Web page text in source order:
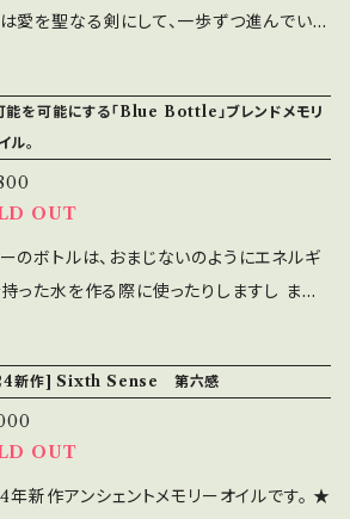
い。 悪意あるエネルギーを送ってきた人に
られました。 実際に使っていただくと
所のエネルギーが変わるのが 体感として
温・室温だけじゃない あたた
寒さがあるんです。 陽と陰のスイッチが変
が
くなった ・気配がしなくなった ・交通事故で
ときが必要な時です。 10mlスプレー/キ
ラーはおまかせになります。 ＊絶対の効
証するものではありません。 香りを楽
【不死鳥復活】 困難を乗り越えて新
平和と愛、豊かさの惑星であるために 私
愛を聖なる剣にして、一歩ずつ進んでい
今」に意識を向け、意識の現実化をサポート
す。 [ブレンドしたメモリーオイル]
Planetary【惑星地球・プラネットアー
【聖母マリア】 マリアはご存知の通り
・キリストの母ですが、たくさんの人から女
われてきました。マリアの愛に満ちたヒー
・エネルギーはこの世に光をもたらし、私
は8月8日にピークをむかえ 8月12日に閉
当たり前のあなたにな
よ。 ■Open Eye～覚醒ブレンド～
ければ、天に星、地に花。 宇宙とつながる
。 センタリングとグランディングを強くして
ドです。 [ブレンドしたメモリーオイ
、リーダーシップ、友情、
源、エネルギー、成功、バイタリティー、ス
●Phoenix Rising【不死鳥復活】 困難
越えて新しい豊かさ、富、健康、長寿を手
愛を聖なる剣にして、一歩ずつ進んでい
ピークを迎えます。 2024年は2+0+2+4
8日 末広がりの縁起が良い数字
めぐり続ける無限大∞のエネルギー トリ
8」の2024年のライオンズゲートは 特別な
を感じます。 大事な一年だとも。 そ
な一年の 特別な扉が開くとき。 獅子のよ
ひとりだけのものじゃない。 あなたが平
あわせであることは 地球の波動をあげる
のです。 愛の波動を響かせていこ
能を可能にする「Blue Bottle」ブレンドメモリ
ル。
OUT
のボトルは、おまじないのようにエネルギ
った水を作る際に使ったりしますし また、
精神世界への入り口で、過去・現在・未来
た時空へと私たちを誘います。 このBlue
にアンシェントメモリーオイルをブレンド
願いがよりスピーディーに
新作] Sixth Sense 第六感
OUT
新作アンシェントメモリーオイルです。 ★